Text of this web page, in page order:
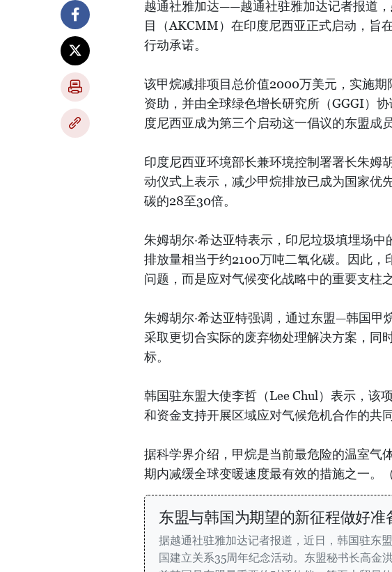
越通社雅加达——越通社驻雅加达记者报道
目（AKCMM）在印度尼西亚正式启动，旨
行动承诺。
该甲烷减排项目总价值2000万美元，实施
资助，并由全球绿色增长研究所（GGGI）
度尼西亚成为第三个启动这一倡议的东盟成员
印度尼西亚环境部长兼环境控制署署长朱姆
动仪式上表示，减少甲烷排放已成为国家优
碳的28至30倍。
朱姆胡尔·希达亚特表示，印尼垃圾填埋场
排放量相当于约2100万吨二氧化碳。因此，
问题，而是应对气候变化战略中的重要支柱之
朱姆胡尔·希达亚特强调，通过东盟—韩国
采取更切合实际的废弃物处理解决方案，同
标。
韩国驻东盟大使李哲（Lee Chul）表示，该
和资金支持开展区域应对气候危机合作的共同
据科学界介绍，甲烷是当前最危险的温室气
期内减缓全球变暖速度最有效的措施之一。（
东盟与韩国为期望的新征程做好准
据越通社驻雅加达记者报道，近日，韩国驻东
国建立关系35周年纪念活动。东盟秘书长高金